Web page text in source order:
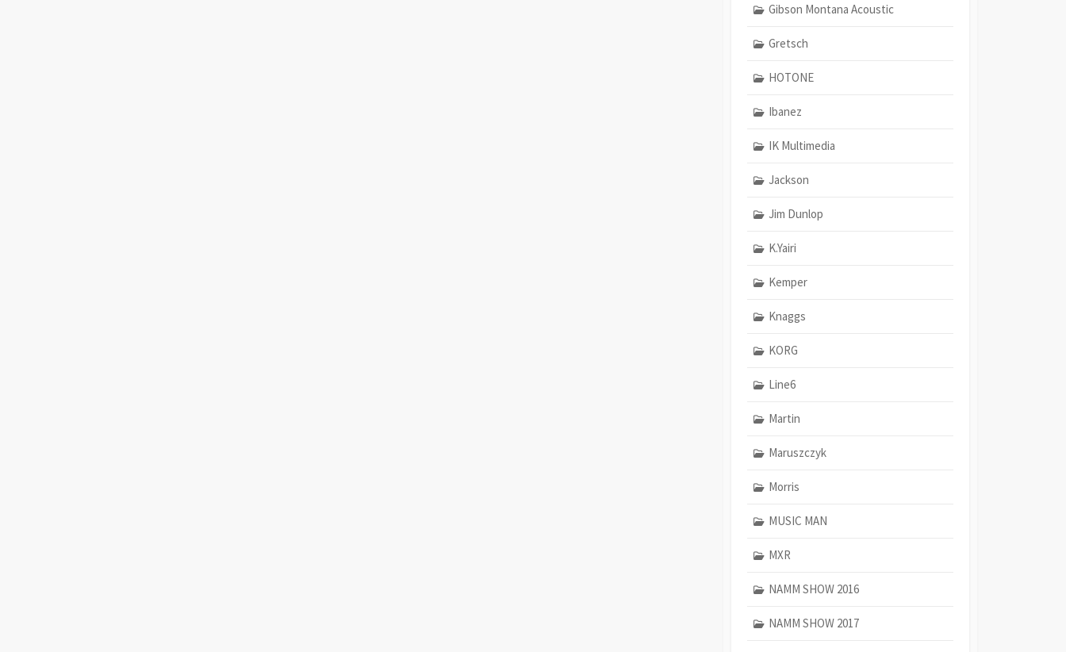
Gibson Montana Acoustic
Gretsch
HOTONE
Ibanez
IK Multimedia
Jackson
Jim Dunlop
K.Yairi
Kemper
Knaggs
KORG
Line6
Martin
Maruszczyk
Morris
MUSIC MAN
MXR
NAMM SHOW 2016
NAMM SHOW 2017